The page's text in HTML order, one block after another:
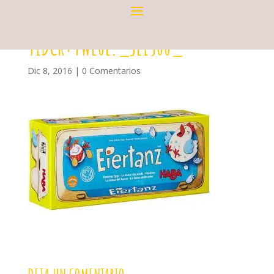
91DCR+YWE0L._SL1500_
Dic 8, 2016 | 0 Comentarios